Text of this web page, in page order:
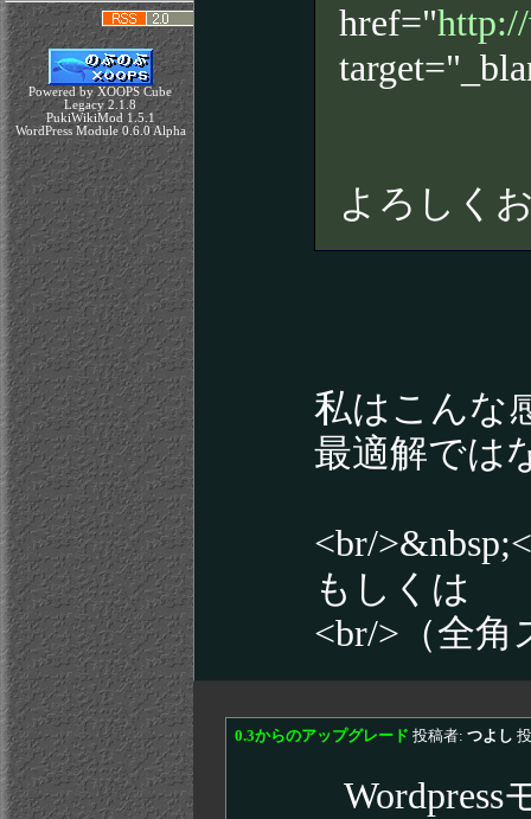
Powered by XOOPS Cube
Legacy 2.1.8
PukiWikiMod 1.5.1
WordPress Module 0.6.0 Alpha
href="
よろしく
私はこんな
最適解では
<br/
もしくは
<br/>（全角
0.3からのアップグレード 投稿者: つよし